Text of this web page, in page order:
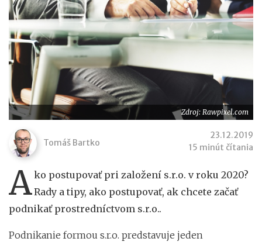
Zdroj: Rawpixel.com
Tomáš Bartko
23.12.2019
15 minút čítania
Ako postupovať pri založení s.r.o. v roku 2020?
Rady a tipy, ako postupovať, ak chcete začať
podnikať prostredníctvom s.r.o..
Podnikanie formou s.r.o. predstavuje jeden